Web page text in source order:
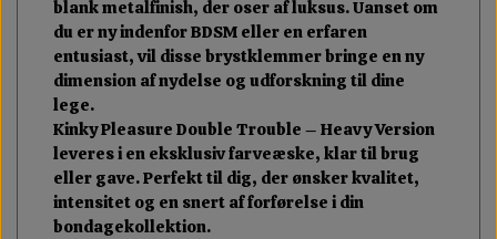
blank metalfinish, der oser af luksus. Uanset om
du er ny indenfor BDSM eller en erfaren
entusiast, vil disse brystklemmer bringe en ny
dimension af nydelse og udforskning til dine
lege.
Kinky Pleasure Double Trouble – Heavy Version
leveres i en eksklusiv farveæske, klar til brug
eller gave. Perfekt til dig, der ønsker kvalitet,
intensitet og en snert af forførelse i din
bondagekollektion.